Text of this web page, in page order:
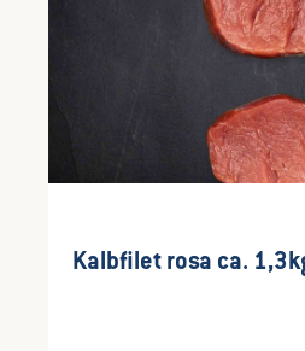
Kalbfilet rosa ca.